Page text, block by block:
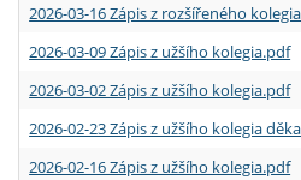
2026-03-16 Zápis z rozšířeného
2026-03-09 Zápis z užšího kolegia.pdf
2026-03-02 Zápis z užšího kolegia.pdf
2026-02-23 Zápis z užšího kolegia
2026-02-16 Zápis z užšího kolegia.pdf